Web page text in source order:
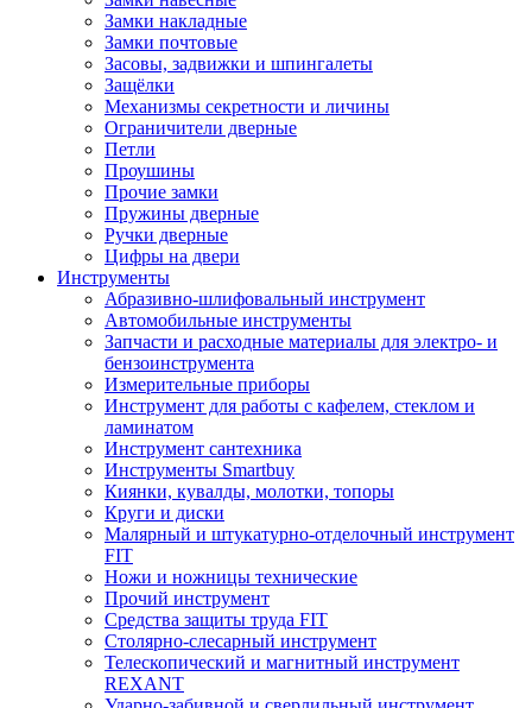
Замки накладные
Замки почтовые
Засовы, задвижки и шпингалеты
Защёлки
Механизмы секретности и личины
Ограничители дверные
Петли
Проушины
Прочие замки
Пружины дверные
Ручки дверные
Цифры на двери
Инструменты
Абразивно-шлифовальный инструмент
Автомобильные инструменты
Запчасти и расходные материалы для электро- и
бензоинструмента
Измерительные приборы
Инструмент для работы с кафелем, стеклом и
ламинатом
Инструмент сантехника
Инструменты Smartbuy
Киянки, кувалды, молотки, топоры
Круги и диски
Малярный и штукатурно-отделочный инструмент
FIT
Ножи и ножницы технические
Прочий инструмент
Средства защиты труда FIT
Столярно-слесарный инструмент
Телескопический и магнитный инструмент
REXANT